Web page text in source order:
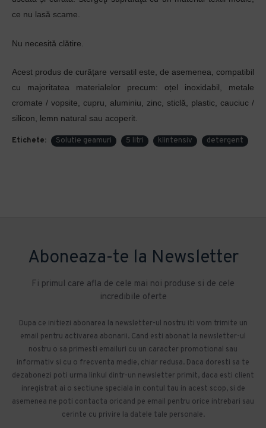
ce nu lasă scame.
Nu necesită clătire.
Acest produs de curățare versatil este, de asemenea, compatibil
cu majoritatea materialelor precum: oțel inoxidabil, metale
cromate / vopsite, cupru, aluminiu, zinc, sticlă, plastic, cauciuc /
silicon, lemn natural sau acoperit.
Etichete: Solutie geamuri 5 litri klintensiv detergent
Aboneaza-te la Newsletter
Fi primul care afla de cele mai noi produse si de cele
incredibile oferte
Dupa ce initiezi abonarea la newsletter-ul nostru iti vom trimite un
email pentru activarea abonarii. Cand esti abonat la newsletter-ul
nostru o sa primesti emailuri cu un caracter promotional sau
informativ si cu o frecventa medie, chiar redusa. Daca doresti sa te
dezabonezi poti urma linkul dintr-un newsletter primit, daca esti client
inregistrat ai o sectiune speciala in contul tau in acest scop, si de
asemenea ne poti contacta oricand pe email pentru orice intrebari sau
cerinte cu privire la datele tale personale.